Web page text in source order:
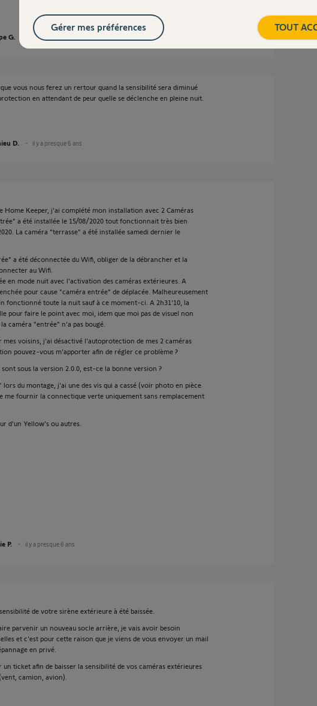
G. il y a presque 6 ans
vous nous ferez un rertour quand la sensibilité sera diminué
en attendant de peur quelle se déclenche en pleine nuit.
D. il y a presque 6 ans
Home Keeper, j'ai complété mon installation avec 2 Caméras
a été installée le 15/08/2020 tout fonctionnait très bien
La caméra "terrasse" a été installée samedi dernier le
a été déconnectée du Wifi, obliger de la débrancher et la
au Wifi.
en mode nuit avec l'activation des caméras extérieures. A
pour cause "caméra entrée" de déplacée. Malheureusement
fonctionné toute la nuit sauf à ce moment-ci. A 2h31'10, la
pour faire le point avec moi, idem que moi pas de visuel non
caméra "entrée" n'a pas bougé.
mes voisins, j'ai désactivé l'autoprotection de mes 2 caméras
pouvez-vous m'apporter afin de régler ce problème ?
sous la version 2.0.0, est-ce la bonne version ?
du montage, j'ai une des vis qui a cassé (voir photo en pièce
me fournir la connectique verte uniquement sans remplacement
d'un Yellow's ou autres.
P. il y a presque 6 ans
de votre sirène extérieure à été baissée.
parvenir un nouveau socle arrière, je vais avoir besoin
et c'est pour cette raison que je viens de vous envoyer un mail
en privé.
un ticket afin de baisser la sensibilité de vos caméras extérieures
camion, avion).
TOUT
Gérer mes préférences